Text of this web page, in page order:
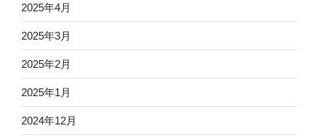
2025年4月
2025年3月
2025年2月
2025年1月
2024年12月